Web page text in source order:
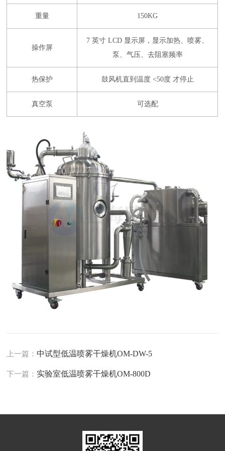
重量 150KG
操作屏
7 英寸 LCD 显示屏，显示加热、喷雾、
泵、气压、去阻塞频率
热保护 鼓风机直到温度 <50度 才停止
真空泵 可选配
上一篇： 中试型低温喷雾干燥机OM-DW-5
下一篇： 实验室低温喷雾干燥机OM-800D